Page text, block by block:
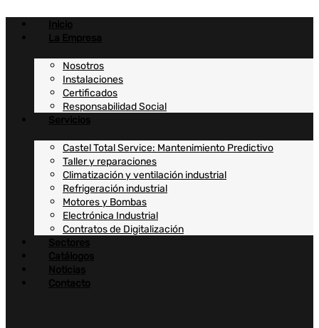
contenido
Inicio
La Empresa
Nosotros
Instalaciones
Certificados
Responsabilidad Social
Servicios
Castel Total Service: Mantenimiento Predictivo
Taller y reparaciones
Climatización y ventilación industrial
Refrigeración industrial
Motores y Bombas
Electrónica Industrial
Contratos de Digitalización
Sectores
Catálogos
Noticias
Contacto